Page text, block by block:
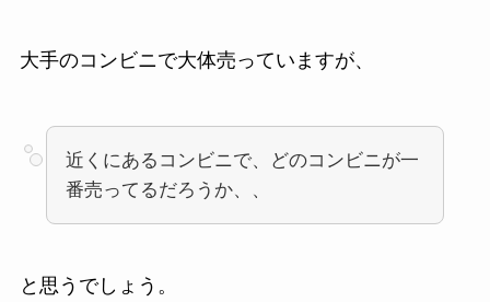
大手のコンビニで大体売っていますが、
近くにあるコンビニで、どのコンビニが一
番売ってるだろうか、、
と思うでしょう。